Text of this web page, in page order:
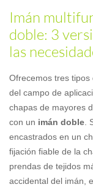
Imán
doble: 3
las
Ofrecemos tres
del campo de
chapas de mayores
con un imán doble
encastrados en un
fijación fiable de la
prendas de tejidos
accidental del imán,